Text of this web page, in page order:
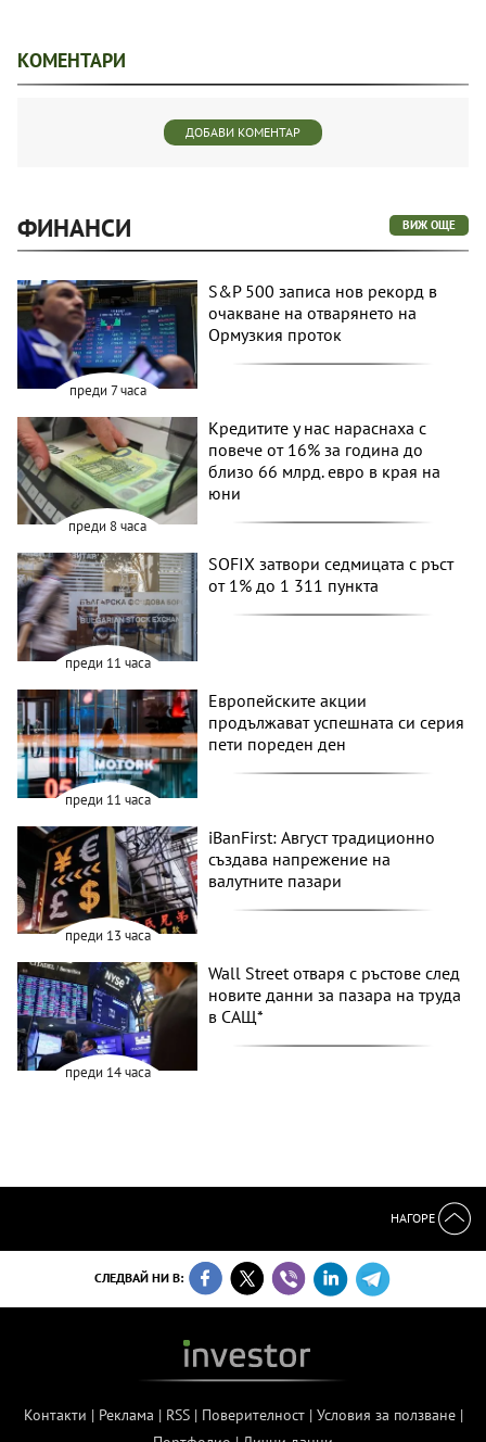
КОМЕНТАРИ
ДОБАВИ КОМЕНТАР
ФИНАНСИ ВИЖ ОЩЕ
преди 7 часа
S&P 500 записа нов рекорд в
очакване на отварянето на
Ормузкия проток
преди 8 часа
Кредитите у нас нараснаха с
повече от 16% за година до
близо 66 млрд. евро в края на
юни
преди 11 часа
SOFIX затвори седмицата с ръст
от 1% до 1 311 пункта
преди 11 часа
Европейските акции
продължават успешната си серия
пети пореден ден
преди 13 часа
iBanFirst: Август традиционно
създава напрежение на
валутните пазари
преди 14 часа
Wall Street отваря с ръстове след
новите данни за пазара на труда
в САЩ*
НАГОРЕ
СЛЕДВАЙ НИ В:
Контакти | Реклама | RSS| Поверителност| Условия за ползване|